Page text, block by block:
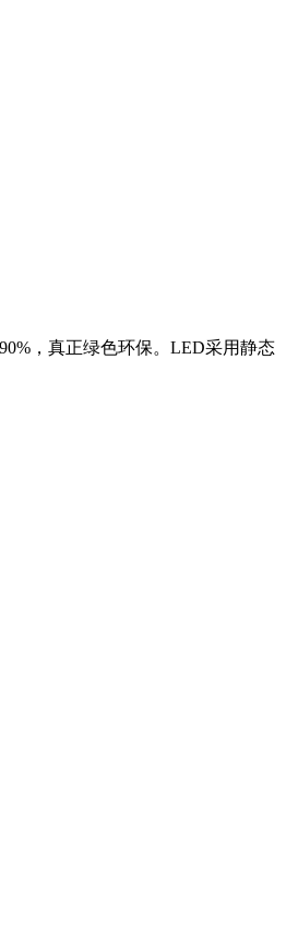
，真正绿色环保。LED采用静态